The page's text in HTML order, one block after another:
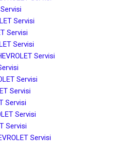
Servisi
Servisi
Servisi
Servisi
Servisi
Servisi
Servisi
Servisi
Servisi
Servisi